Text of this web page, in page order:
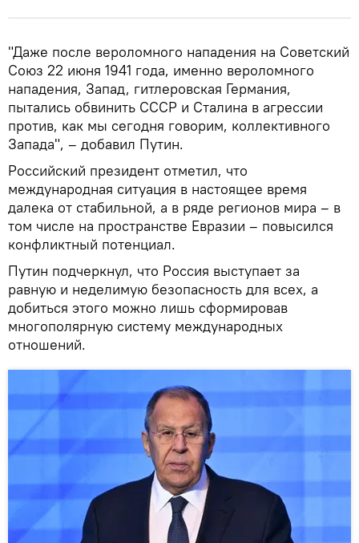
"Даже после вероломного нападения на Советский
Союз 22 июня 1941 года, именно вероломного
нападения, Запад, гитлеровская Германия,
пытались обвинить СССР и Сталина в агрессии
против, как мы сегодня говорим, коллективного
Запада", – добавил Путин.
Российский президент отметил, что
международная ситуация в настоящее время
далека от стабильной, а в ряде регионов мира – в
том числе на пространстве Евразии – повысился
конфликтный потенциал.
Путин подчеркнул, что Россия выступает за
равную и неделимую безопасность для всех, а
добиться этого можно лишь сформировав
многополярную систему международных
отношений.